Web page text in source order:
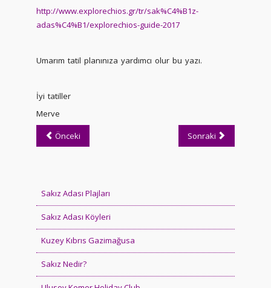
http://www.explorechios.gr/tr/sak%C4%B1z-
adas%C4%B1/explorechios-guide-2017
Umarım tatil planınıza yardımcı olur bu yazı.
İyi tatiller
Merve
Önceki Sonraki
Sakız Adası Plajları
Sakız Adası Köyleri
Kuzey Kıbrıs Gazimağusa
Sakız Nedir?